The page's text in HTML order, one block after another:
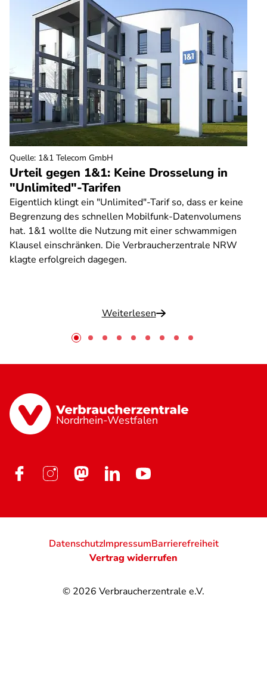
Urteil gegen 1&1: Keine Drosselung in
"Unlimited"-Tarifen
Eigentlich klingt ein "Unlimited"-Tarif so, dass er keine
Begrenzung des schnellen Mobilfunk-Datenvolumens
hat. 1&1 wollte die Nutzung mit einer schwammigen
Klausel einschränken. Die Verbraucherzentrale NRW
klagte erfolgreich dagegen.
Weiterlesen
Quelle: 1&1 Telecom GmbH
Nordrhein-Westfalen
© 2026 Verbraucherzentrale e.V.
DatenschutzImpressumBarrierefreiheit
Vertrag widerrufen